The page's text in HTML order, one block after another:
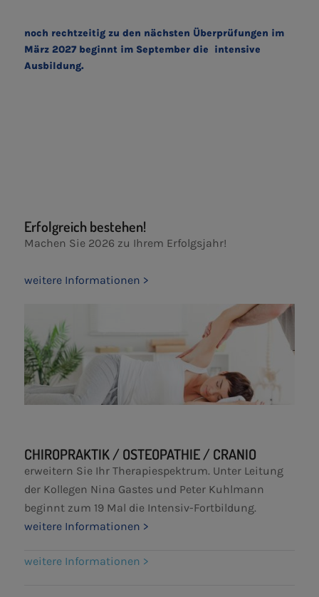
noch rechtzeitig zu den nächsten Überprüfungen im
März 2027 beginnt im September die intensive
Ausbildung.
weitere Informationen >
Erfolgreich bestehen!
Machen Sie 2026 zu Ihrem Erfolgsjahr!
weitere Informationen >
CHIROPRAKTIK / OSTEOPATHIE / CRANIO
erweitern Sie Ihr Therapiespektrum. Unter Leitung
der Kollegen Nina Gastes und Peter Kuhlmann
beginnt zum 19 Mal die Intensiv-Fortbildung.
weitere Informationen >